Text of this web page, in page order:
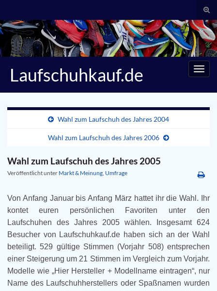
Search for:
Laufschuhkauf.de
Wahl zum Laufschuh des Jahres 2004
Wahl zum Laufschuh des Jahres 2006
Wahl zum Laufschuh des Jahres 2005
Veröffentlicht unter Markt & Meinung Umfrage
Von Anfang Januar bis Anfang März hattet ihr die Wahl. Ihr
kontet euren persönlichen Favoriten unter den
Laufschuhen des Jahres 2005 wählen. Insgesamt 624
Besucher von Laufschuhkauf.de haben sich an der Wahl
beteiligt. 529 gültige Stimmen (Vorjahr 508) entsprechen
einer Steigerung um 21 Stimmen im Vergleich zum Vorjahr.
Modelle wie „Hier Hersteller + Modellname eintragen“, nur
Name des Laufschuhherstellers oder Spaßnamen wurden